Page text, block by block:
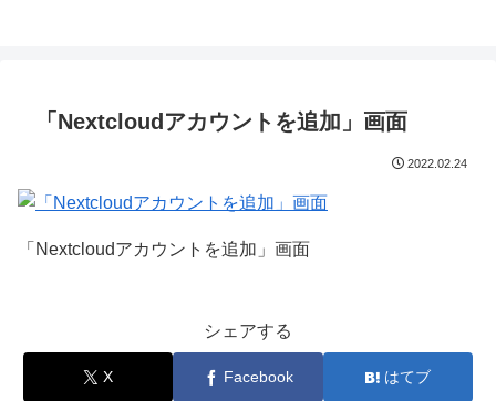
「Nextcloudアカウントを追加」画面
2022.02.24
「Nextcloudアカウントを追加」画面
シェアする
X Facebook はてブ